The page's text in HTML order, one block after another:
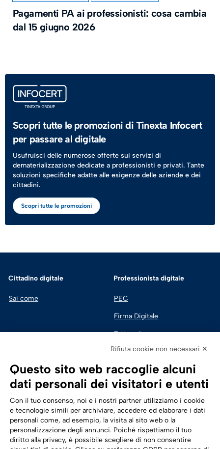
Pagamenti PA ai professionisti: cosa cambia
dal 15 giugno 2026
Scopri tutte le promozioni di Tinexta Infocert
per passare al digitale
Usufruisci delle numerose offerte sui servizi di
dematerializzazione dedicate a professionisti e privati. Tante
soluzioni specifiche adatte alle esigenze delle aziende e dei
cittadini.
Scopri tutte le promozioni
Cittadino digitale
Sai come
Professionista digitale
PEC
Firma Digitale
Fatturazione
Sicurezza Digitale
Cloud
Trasformazione digitale
Energia
Seguici su:
Rifiuta cookie non necessari ✕
Questo sito web raccoglie alcuni
dati personali dei visitatori e utenti
Con il tuo consenso, noi e i nostri partner utilizziamo i cookie
e tecnologie simili per archiviare, accedere ed elaborare i dati
personali come, ad esempio, la visita al sito web o la
personalizzazione degli annunci. Poiché rispettiamo il tuo
diritto alla privacy, è possibile scegliere di non consentire